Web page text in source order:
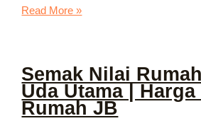
Read More »
Semak Nilai
Uda Utama |
Rumah JB